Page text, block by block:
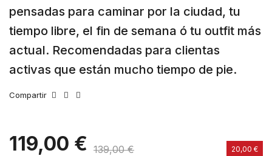
pensadas para caminar por la ciudad, tu
tiempo libre, el fin de semana ó tu outfit más
actual. Recomendadas para clientas
activas que están mucho tiempo de pie.
Compartir
119,00 € 139,00 € 20,00 €